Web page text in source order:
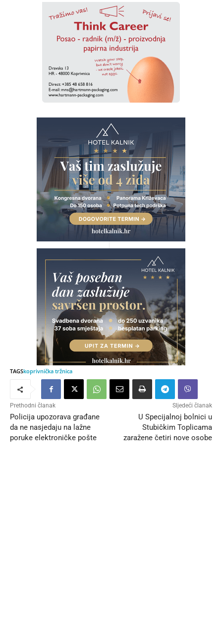
TAGSkoprivnička tržnica
Prethodni članak
Policija upozorava građane
da ne nasjedaju na lažne
poruke elektroničke pošte
Sljedeći članak
U Specijalnoj bolnici u
Stubičkim Toplicama
zaražene četiri nove osobe